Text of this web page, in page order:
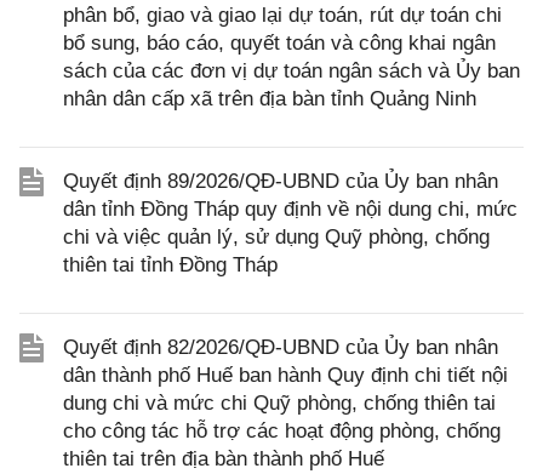
phân bổ, giao và giao lại dự toán, rút dự toán chi
bổ sung, báo cáo, quyết toán và công khai ngân
sách của các đơn vị dự toán ngân sách và Ủy ban
nhân dân cấp xã trên địa bàn tỉnh Quảng Ninh
Quyết định 89/2026/QĐ-UBND của Ủy ban nhân
dân tỉnh Đồng Tháp quy định về nội dung chi, mức
chi và việc quản lý, sử dụng Quỹ phòng, chống
thiên tai tỉnh Đồng Tháp
Quyết định 82/2026/QĐ-UBND của Ủy ban nhân
dân thành phố Huế ban hành Quy định chi tiết nội
dung chi và mức chi Quỹ phòng, chống thiên tai
cho công tác hỗ trợ các hoạt động phòng, chống
thiên tai trên địa bàn thành phố Huế